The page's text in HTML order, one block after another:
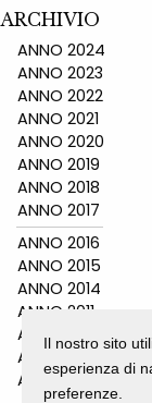
ARCHIVIO
ANNO 2024
ANNO 2023
ANNO 2022
ANNO 2021
ANNO 2020
ANNO 2019
ANNO 2018
ANNO 2017
ANNO 2016
ANNO 2015
ANNO 2014
ANNO 2011
ANNO 2010
ANNO 2009
ANNO 2008
Il nostro sito
esperienza di
preferenze.